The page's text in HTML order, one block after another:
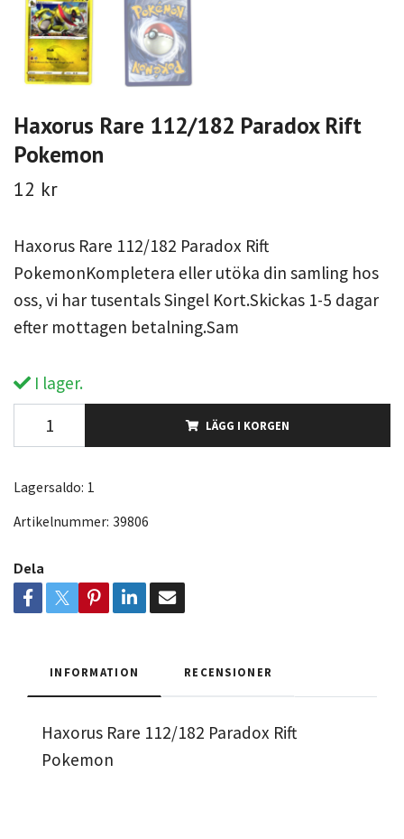
Haxorus Rare 112/182 Paradox Rift
Pokemon
12 kr
Haxorus Rare 112/182 Paradox Rift
PokemonKompletera eller utöka din samling hos
oss, vi har tusentals Singel Kort.Skickas 1-5 dagar
efter mottagen betalning.Sam
I lager.
LÄGG I KORGEN
Lagersaldo: 1
Artikelnummer: 39806
Dela
INFORMATION RECENSIONER
Haxorus Rare 112/182 Paradox Rift
Pokemon